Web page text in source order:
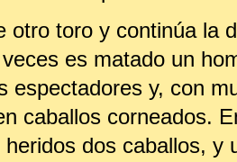
otro toro y continúa la
es matado un
espectadores y, con
caballos corneados.
dos caballos, y